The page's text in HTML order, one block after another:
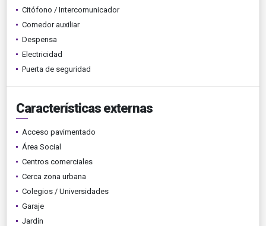
Citófono / Intercomunicador
Comedor auxiliar
Despensa
Electricidad
Puerta de seguridad
Características externas
Acceso pavimentado
Área Social
Centros comerciales
Cerca zona urbana
Colegios / Universidades
Garaje
Jardín